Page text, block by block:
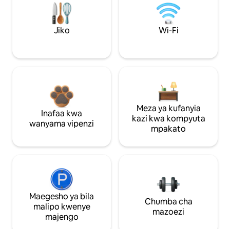
Jiko Wi-Fi
Inafaa kwa
wanyama vipenzi
Meza ya kufanyia
kazi kwa kompyuta
mpakato
Maegesho ya bila
malipo kwenye
majengo
Chumba cha
mazoezi